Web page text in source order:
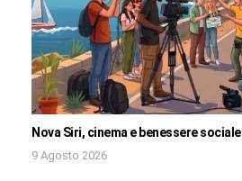
Nova Siri, cinema e benessere sociale
9 Agosto 2026